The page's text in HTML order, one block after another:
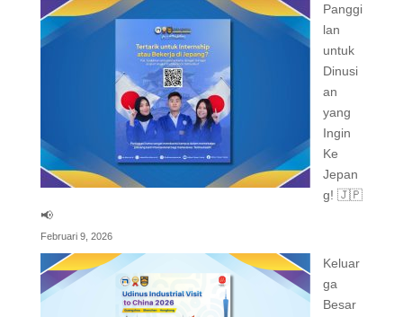
Panggi
lan
untuk
Dinusi
an
yang
Ingin
Ke
Jepan
g! 🇯🇵
📢
Februari 9, 2026
Keluar
ga
Besar